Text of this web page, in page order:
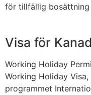
för tillfällig
Visa för
Working Holiday
Working Holiday
programmet